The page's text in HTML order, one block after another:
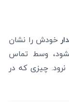
خودش را نشان
وسط تماس
چیزی که در